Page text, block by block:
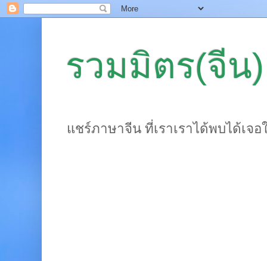
รวมมิตร(จีน)
แชร์ภาษาจีน ที่เราเราได้พบได้เจ